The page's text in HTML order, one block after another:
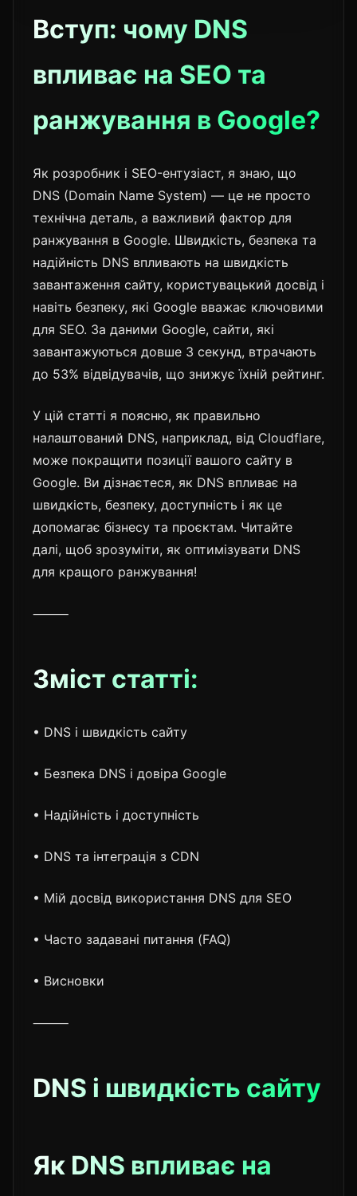
Вступ: чому DNS
впливає на SEO та
ранжування в Google?
Як розробник і SEO-ентузіаст, я знаю, що
DNS (Domain Name System) — це не просто
технічна деталь, а важливий фактор для
ранжування в Google. Швидкість, безпека та
надійність DNS впливають на швидкість
завантаження сайту, користувацький досвід і
навіть безпеку, які Google вважає ключовими
для SEO. За даними Google, сайти, які
завантажуються довше 3 секунд, втрачають
до 53% відвідувачів, що знижує їхній рейтинг.
У цій статті я поясню, як правильно
налаштований DNS, наприклад, від Cloudflare,
може покращити позиції вашого сайту в
Google. Ви дізнаєтеся, як DNS впливає на
швидкість, безпеку, доступність і як це
допомагає бізнесу та проєктам. Читайте
далі, щоб зрозуміти, як оптимізувати DNS
для кращого ранжування!
⸻
Зміст статті:
• DNS і швидкість сайту
• Безпека DNS і довіра Google
• Надійність і доступність
• DNS та інтеграція з CDN
• Мій досвід використання DNS для SEO
• Часто задавані питання (FAQ)
• Висновки
⸻
DNS і швидкість сайту
Як DNS впливає на